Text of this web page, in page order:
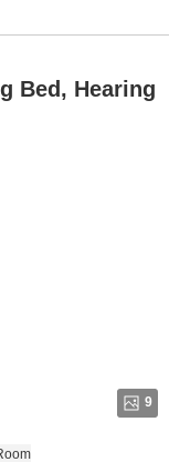
Bed, Hearing
9